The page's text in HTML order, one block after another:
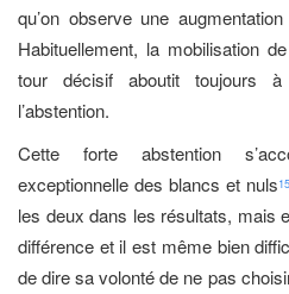
qu’on observe une
Habituellement, la mobilisation
tour décisif aboutit toujours
l’abstention.
Cette forte abstention
exceptionnelle des blancs et nuls15
les deux dans les résultats, mais
différence et il est même bien
de dire sa volonté de ne pas